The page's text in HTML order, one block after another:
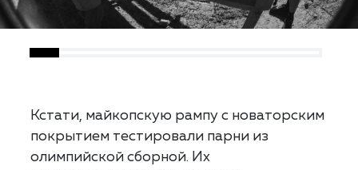
Кстати, майкопскую рампу с новаторским
покрытием тестировали парни из
олимпийской сборной. Их